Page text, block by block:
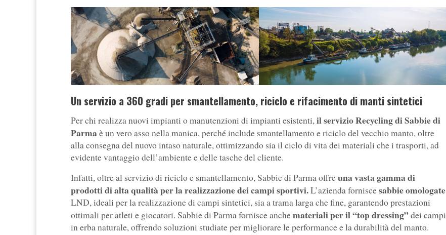
Un servizio a 360 gradi per smantellamento, riciclo e rifacimento di manti sintetici
Per chi realizza nuovi impianti o manutenzioni di impianti esistenti,il servizio Recycling di Sabbie di
Parma è un vero asso nella manica, perché include smantellamento e riciclo del vecchio manto, oltre
alla consegna del nuovo intaso naturale, ottimizzando sia il ciclo di vita dei materiali che i trasporti, ad
evidente vantaggio dell’ambiente e delle tasche del cliente.
Infatti, oltre al servizio di riciclo e smantellamento, Sabbie di Parma offreuna vasta gamma di
prodotti di alta qualità per la realizzazione dei campi sportivi.L’azienda forniscesabbie omologate
LND, ideali per la realizzazione di campi sintetici, sia a trama larga che fine, garantendo prestazioni
ottimali per atleti e giocatori. Sabbie di Parma fornisce anchemateriali per il “top dressing” dei campi
in erba naturale, offrendo soluzioni studiate per migliorare le performance e la durabilità del manto.